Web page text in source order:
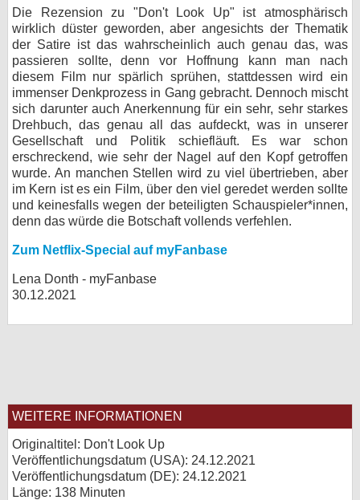
Die Rezension zu "Don't Look Up" ist atmosphärisch
wirklich düster geworden, aber angesichts der Thematik
der Satire ist das wahrscheinlich auch genau das, was
passieren sollte, denn vor Hoffnung kann man nach
diesem Film nur spärlich sprühen, stattdessen wird ein
immenser Denkprozess in Gang gebracht. Dennoch mischt
sich darunter auch Anerkennung für ein sehr, sehr starkes
Drehbuch, das genau all das aufdeckt, was in unserer
Gesellschaft und Politik schiefläuft. Es war schon
erschreckend, wie sehr der Nagel auf den Kopf getroffen
wurde. An manchen Stellen wird zu viel übertrieben, aber
im Kern ist es ein Film, über den viel geredet werden sollte
und keinesfalls wegen der beteiligten Schauspieler*innen,
denn das würde die Botschaft vollends verfehlen.
Zum Netflix-Special auf myFanbase
Lena Donth - myFanbase
30.12.2021
WEITERE INFORMATIONEN
Originaltitel: Don't Look Up
Veröffentlichungsdatum (USA): 24.12.2021
Veröffentlichungsdatum (DE): 24.12.2021
Länge: 138 Minuten